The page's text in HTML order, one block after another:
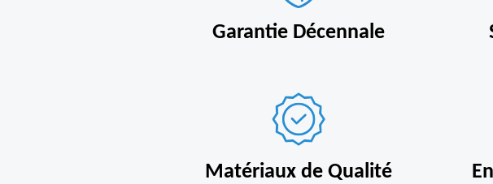
Garantie Décennale
Matériaux de Qualité